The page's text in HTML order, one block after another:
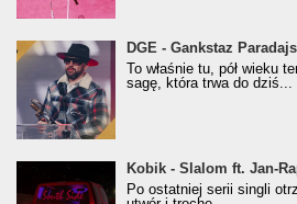
donGURALesko z nagrodą za
Klasyczny/Trueschoolowy
(Popkillery 2023)
DGE - Gankstaz Paradajs
To właśnie tu, pół wieku
sagę, która trwa do dziś...
Kobik - Slalom ft. Jan-
[Official Music Visualiser]
Kobik - Slalom ft. Jan-
Po ostatniej serii singli